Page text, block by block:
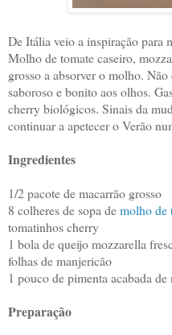
De Itália veio a inspiração para
Molho de tomate caseiro,
grosso a absorver o molho.
saboroso e bonito aos olhos.
cherry biológicos. Sinais da
continuar a apetecer o Verão
Ingredientes
1/2 pacote de macarrão grosso
8 colheres de sopa demolho de
tomatinhos cherry
1 bola de queijo mozzarella
folhas de manjericão
1 pouco de pimenta acabada de
Preparação